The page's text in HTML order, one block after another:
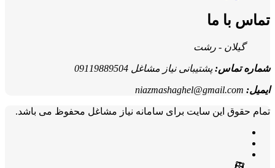
تماس با ما
گیلان - رشت
شماره تماس:پشتیبانی نیاز مشاغل 09119889504
ایمیل: niazmashaghel@gmail.com
تمام حقوق این سایت برای سامانه نیاز مشاغل محفوظ می باشد.